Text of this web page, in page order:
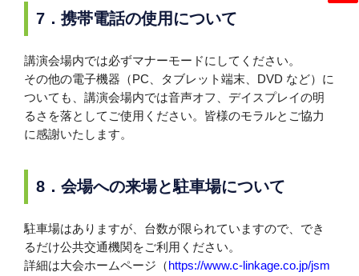
7．携帯電話の使用について
講演会場内では必ずマナーモードにしてください。
その他の電子機器（PC、タブレット端末、DVD など）に
ついても、講演会場内では音声オフ、デイスプレイの明
るさを落としてご使用ください。皆様のモラルとご協力
に感謝いたします。
8．会場への来場と駐車場について
駐車場はありますが、台数が限られていますので、でき
るだけ公共交通機関をご利用ください。
詳細は大会ホームページ（ https://www.c-linkage.co.jp/jsm